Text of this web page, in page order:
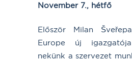
November 7., hétfő
Először Milan
Europe új
nekünk a szervezet